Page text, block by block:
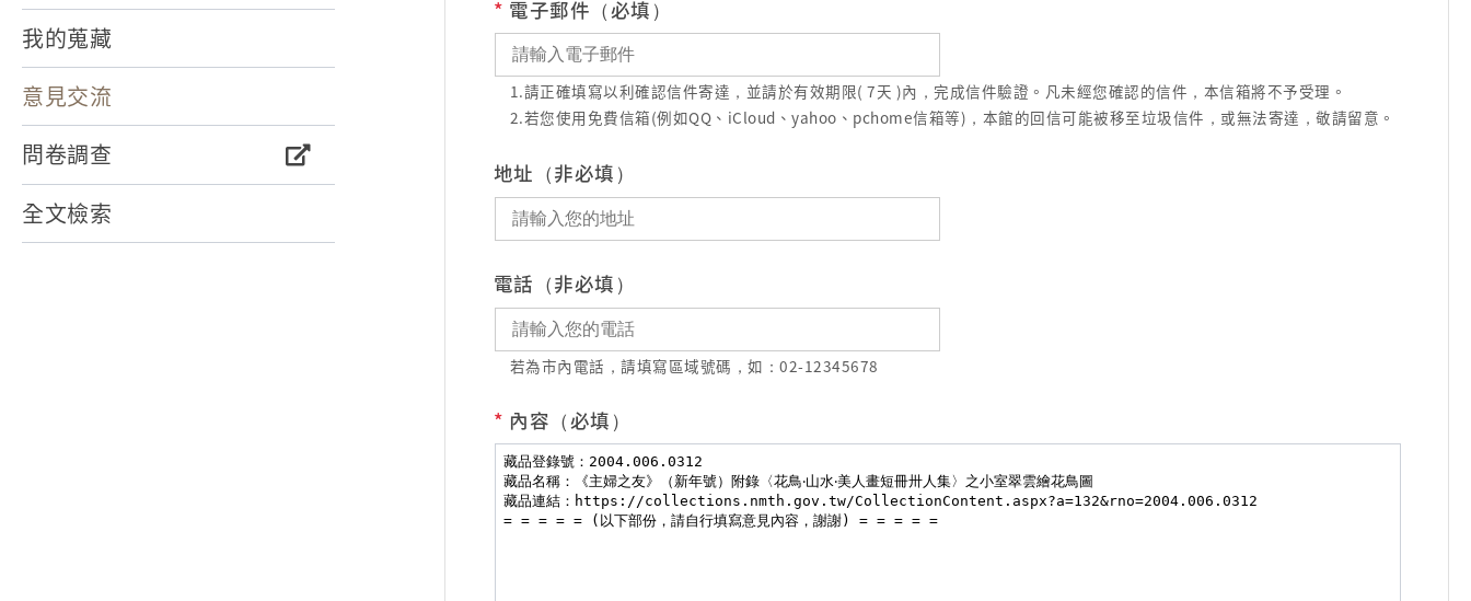
我的蒐藏
意見交流
問卷調查
全文檢索
* 電子郵件（必填）
1.請正確填寫以利確認信件寄達，並請於有效期限( 7天 )內，完成信件驗證。凡未經您確認的信件，本信箱將不予受理。
2.若您使用免費信箱(例如QQ、iCloud、yahoo、pchome信箱等)，本館的回信可能被移至垃圾信件，或無法寄達，敬請留意。
地址（非必填）
電話（非必填）
若為市內電話，請填寫區域號碼，如：02-12345678
* 內容（必填）